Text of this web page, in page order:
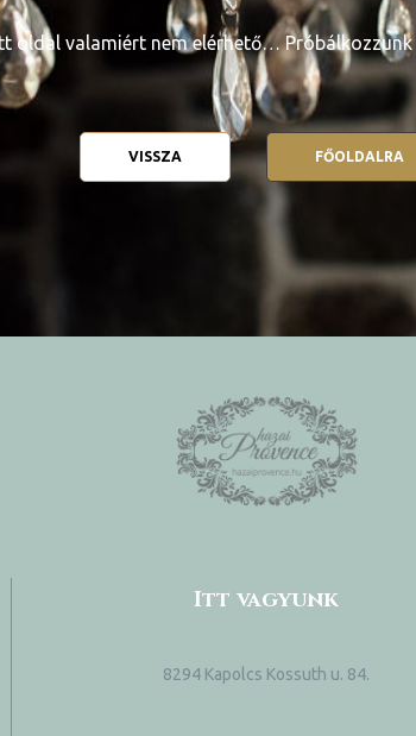
oldal valamiért nem elérhető… Próbálkozzunk
VISSZA FŐOLDALRA
Itt vagyunk
8294 Kapolcs Kossuth u. 84.